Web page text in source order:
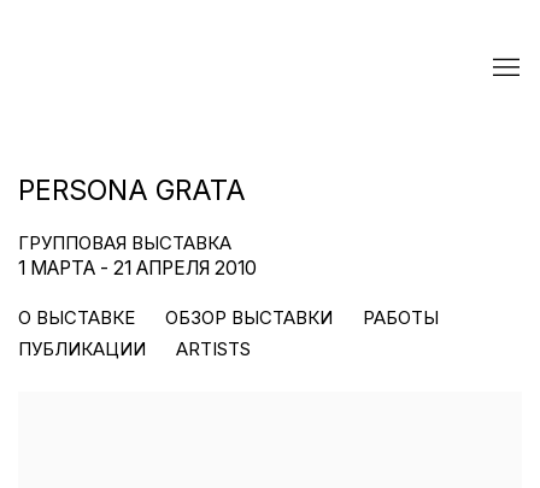
PERSONA GRATA
ГРУППОВАЯ ВЫСТАВКА
1 МАРТА - 21 АПРЕЛЯ 2010
О ВЫСТАВКЕ ОБЗОР ВЫСТАВКИ
РАБОТЫ
ПУБЛИКАЦИИ
ARTISTS